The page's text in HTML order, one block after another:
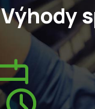
Výhody